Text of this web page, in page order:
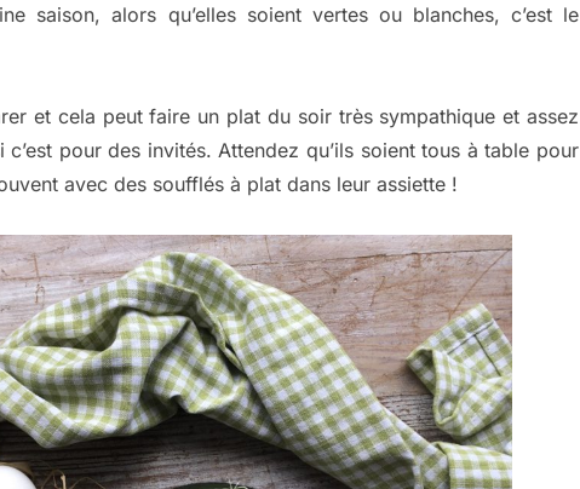
saison, alors qu’elles soient vertes ou blanches, c’est le
et cela peut faire un plat du soir très sympathique et assez
pour des invités. Attendez qu’ils soient tous à table pour
avec des soufflés à plat dans leur assiette !